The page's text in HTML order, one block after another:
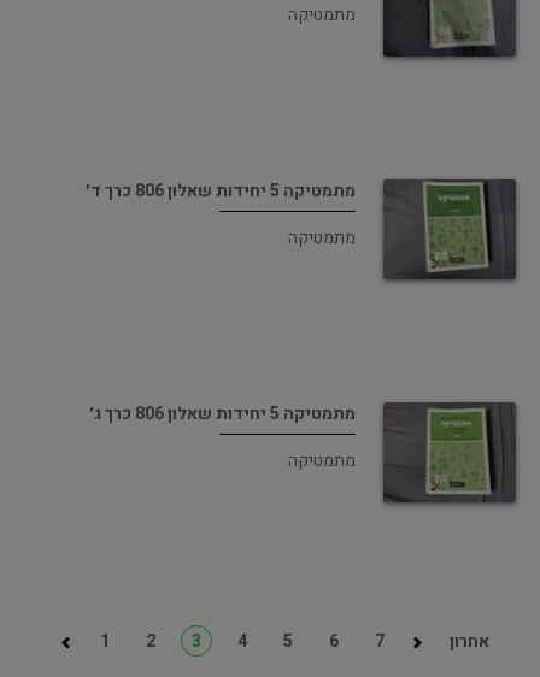
מתמטיקה
מתמטיקה 5 יחידות שאלון 806 כרך ד׳
מתמטיקה
מתמטיקה 5 יחידות שאלון 806 כרך ג׳
מתמטיקה
1 2 3 4 5 6 7 אחרון